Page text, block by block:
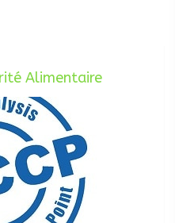
Alimentaire